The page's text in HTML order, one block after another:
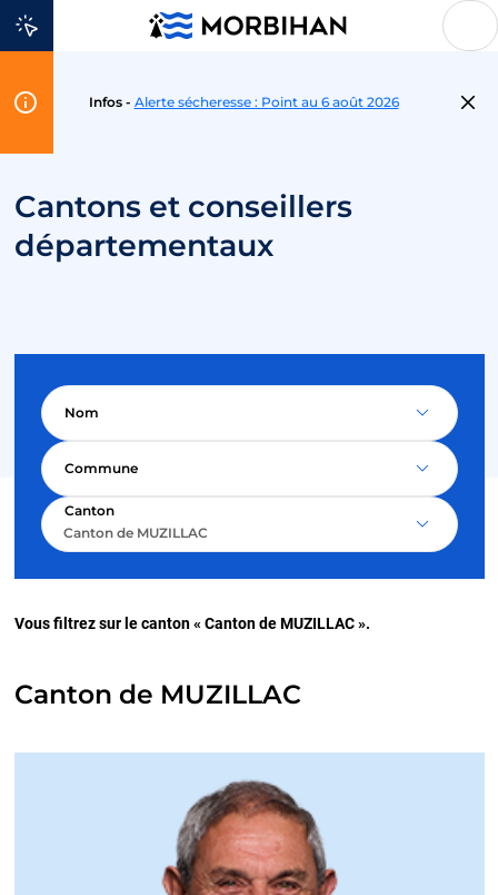
Aller au contenu
Infos - Alerte sécheresse : Point au 6 août 2026
Cantons et conseillers
départementaux
Nom
Commune
Canton
Canton de MUZILLAC
Vous filtrez sur le canton « Canton de MUZILLAC ».
Canton de MUZILLAC